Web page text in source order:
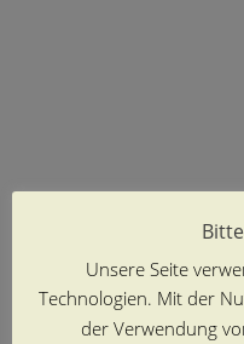
Unsere Seite
Technologien. Mit der
der Verwendung